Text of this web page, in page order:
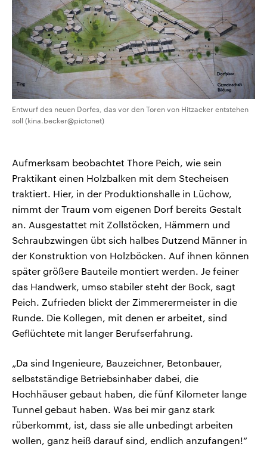
Entwurf des neuen Dorfes, das vor den Toren von Hitzacker entstehen
soll (kina.becker@pictonet)
Aufmerksam beobachtet Thore Peich, wie sein
Praktikant einen Holzbalken mit dem Stecheisen
traktiert. Hier, in der Produktionshalle in Lüchow,
nimmt der Traum vom eigenen Dorf bereits Gestalt
an. Ausgestattet mit Zollstöcken, Hämmern und
Schraubzwingen übt sich halbes Dutzend Männer in
der Konstruktion von Holzböcken. Auf ihnen können
später größere Bauteile montiert werden. Je feiner
das Handwerk, umso stabiler steht der Bock, sagt
Peich. Zufrieden blickt der Zimmerermeister in die
Runde. Die Kollegen, mit denen er arbeitet, sind
Geflüchtete mit langer Berufserfahrung.
„Da sind Ingenieure, Bauzeichner, Betonbauer,
selbstständige Betriebsinhaber dabei, die
Hochhäuser gebaut haben, die fünf Kilometer lange
Tunnel gebaut haben. Was bei mir ganz stark
rüberkommt, ist, dass sie alle unbedingt arbeiten
wollen, ganz heiß darauf sind, endlich anzufangen!“